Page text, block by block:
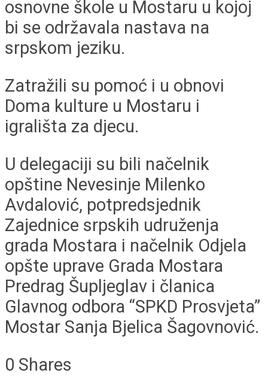
osnovne škole u Mostaru u kojoj
bi se održavala nastava na
srpskom jeziku.
Zatražili su pomoć i u obnovi
Doma kulture u Mostaru i
igrališta za djecu.
U delegaciji su bili načelnik
opštine Nevesinje Milenko
Avdalović, potpredsjednik
Zajednice srpskih udruženja
grada Mostara i načelnik Odjela
opšte uprave Grada Mostara
Predrag Šupljeglav i članica
Glavnog odbora “SPKD Prosvjeta”
Mostar Sanja Bjelica Šagovnović.
0 Shares